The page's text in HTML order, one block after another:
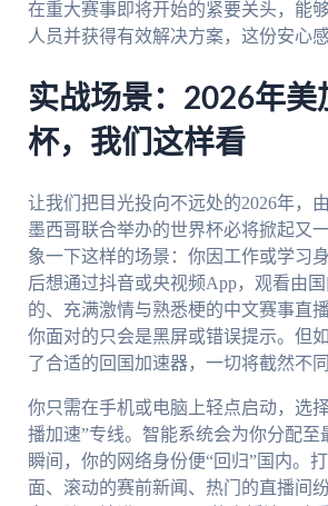
在重大赛事即将开始的紧要关头，能
人员并获得有效解决方案，这份安心感
实战场景：2026年美
杯，我们这样看
让我们把目光投向不远处的2026年，
墨西哥联合举办的世界杯必将掀起又
象一下这样的场景：你因工作或学习
后想通过抖音或央视频App，观看由
的、充满激情与熟悉梗的中文赛事直
你面对的只会是黑屏或错误提示。但
了合适的回国加速器，一切将截然不同
你只需在手机或电脑上轻点启动，选
播加速”专线。智能系统会为你分配至
瞬间，你的网络身份便“回归”国内。
面、滚动的赛前新闻、热门的直播间